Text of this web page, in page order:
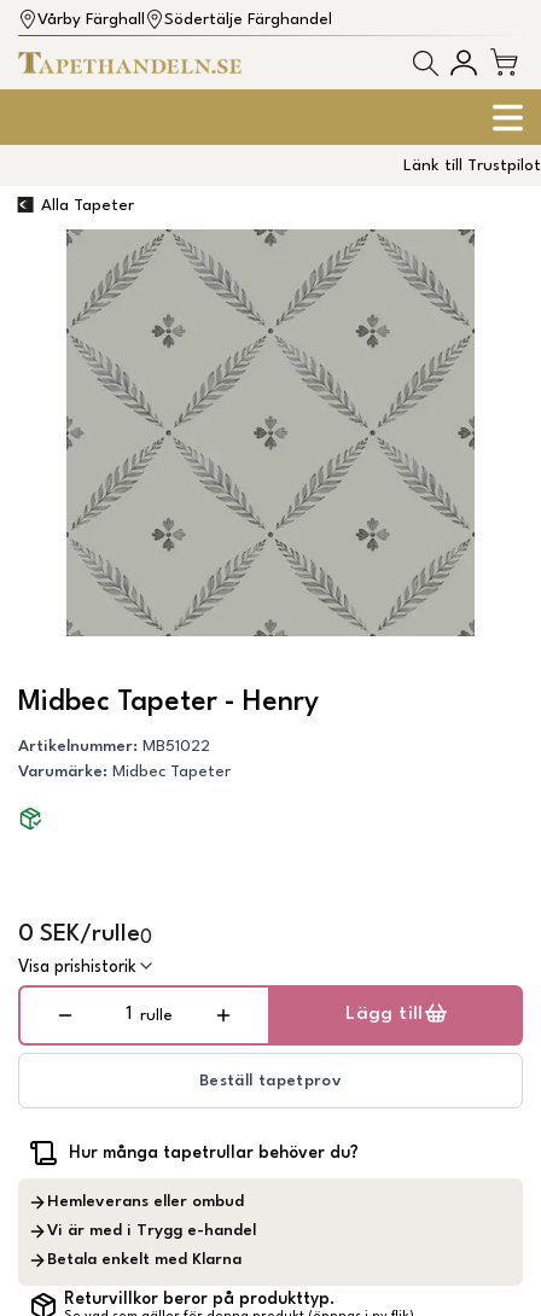
Vårby Färghall Södertälje Färghandel
Länk till Trustpilot
Alla Tapeter
Midbec Tapeter - Henry
Artikelnummer: MB51022
Varumärke: Midbec Tapeter
0 SEK/rulle0
Visa prishistorik
rulle Lägg till
Beställ tapetprov
Hur många tapetrullar behöver du?
Hemleverans eller ombud
Vi är med i Trygg e-handel
Betala enkelt med Klarna
Returvillkor beror på produkttyp.